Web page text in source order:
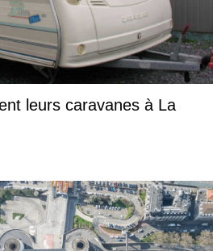
leurs caravanes à La